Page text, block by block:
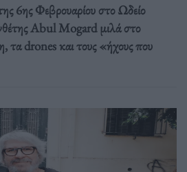
6ης Φεβρουαρίου στο Ωδείο
Abul Mogard μιλά στο
drones και τους «ήχους που